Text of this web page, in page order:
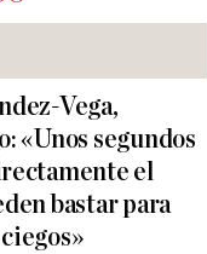
Vega,
«Unos segundos
el
bastar para